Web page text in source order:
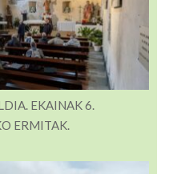
EKAINAK 6.
ERMITAK.